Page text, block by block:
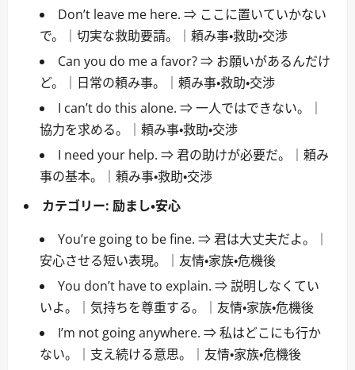
Don’t leave me here. ⇒ ここに置いていかない
で。｜切実な救助要請。｜頼み事・救助・交渉
Can you do me a favor? ⇒ お願いがあるんだけ
ど。｜日常の頼み事。｜頼み事・救助・交渉
I can’t do this alone. ⇒ 一人ではできない。｜
協力を求める。｜頼み事・救助・交渉
I need your help. ⇒ 君の助けが必要だ。｜頼み
事の基本。｜頼み事・救助・交渉
カテゴリー: 励まし・安心
You’re going to be fine. ⇒ 君は大丈夫だよ。｜
安心させる短い表現。｜友情・家族・危機後
You don’t have to explain. ⇒ 説明しなくてい
いよ。｜気持ちを尊重する。｜友情・家族・危機後
I’m not going anywhere. ⇒ 私はどこにも行か
ない。｜支え続ける意思。｜友情・家族・危機後